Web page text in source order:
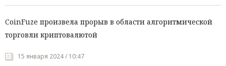
CoinFuze произвела прорыв в области алгоритмической
торговли криптовалютой
15 января 2024 / 10:47